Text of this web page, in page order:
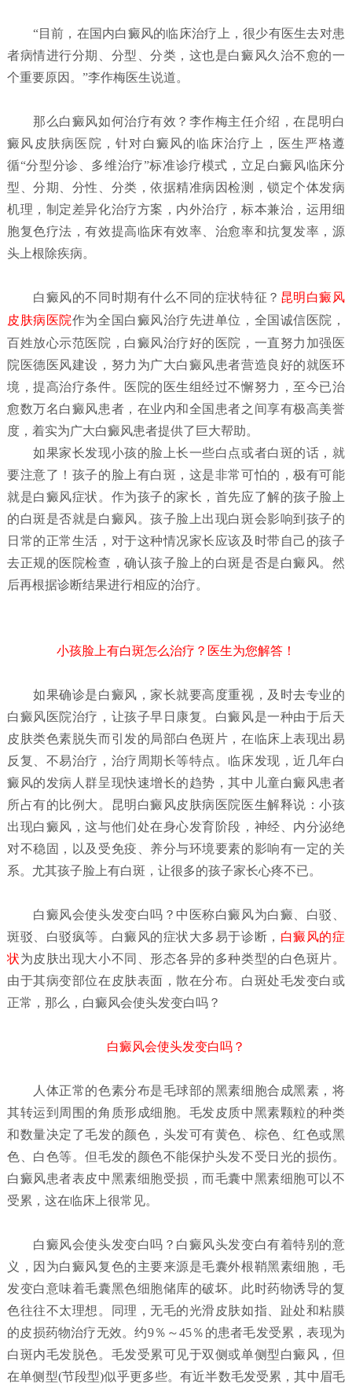
“目前，在国内白癜风的临床治疗上，很少有医生去对患
者病情进行分期、分型、分类，这也是白癜风久治不愈的一
个重要原因。”李作梅医生说道。
那么白癜风如何治疗有效？李作梅主任介绍，在昆明白
癜风皮肤病医院，针对白癜风的临床治疗上，医生严格遵
循“分型分诊、多维治疗”标准诊疗模式，立足白癜风临床分
型、分期、分性、分类，依据精准病因检测，锁定个体发病
机理，制定差异化治疗方案，内外治疗，标本兼治，运用细
胞复色疗法，有效提高临床有效率、治愈率和抗复发率，源
头上根除疾病。
白癜风的不同时期有什么不同的症状特征？ 昆明白癜风
皮肤病医院作为全国白癜风治疗先进单位，全国诚信医院，
百姓放心示范医院，白癜风治疗好的医院，一直努力加强医
院医德医风建设，努力为广大白癜风患者营造良好的就医环
境，提高治疗条件。医院的医生组经过不懈努力，至今已治
愈数万名白癜风患者，在业内和全国患者之间享有极高美誉
度，着实为广大白癜风患者提供了巨大帮助。
如果家长发现小孩的脸上长一些白点或者白斑的话，就
要注意了！孩子的脸上有白斑，这是非常可怕的，极有可能
就是白癜风症状。作为孩子的家长，首先应了解的孩子脸上
的白斑是否就是白癜风。孩子脸上出现白斑会影响到孩子的
日常的正常生活，对于这种情况家长应该及时带自己的孩子
去正规的医院检查，确认孩子脸上的白斑是否是白癜风。然
后再根据诊断结果进行相应的治疗。
小孩脸上有白斑怎么治疗？医生为您解答！
如果确诊是白癜风，家长就要高度重视，及时去专业的
白癜风医院治疗，让孩子早日康复。白癜风是一种由于后天
皮肤类色素脱失而引发的局部白色斑片，在临床上表现出易
反复、不易治疗，治疗周期长等特点。临床发现，近几年白
癜风的发病人群呈现快速增长的趋势，其中儿童白癜风患者
所占有的比例大。昆明白癜风皮肤病医院医生解释说：小孩
出现白癜风，这与他们处在身心发育阶段，神经、内分泌绝
对不稳固，以及受免疫、养分与环境要素的影响有一定的关
系。尤其孩子脸上有白斑，让很多的孩子家长心疼不已。
白癜风会使头发变白吗？ 中医称白癜风为白癜、白驳、
斑驳、白驳疯等。白癜风的症状大多易于诊断， 白癜风的症
状为皮肤出现大小不同、形态各异的多种类型的白色斑片。
由于其病变部位在皮肤表面，散在分布。白斑处毛发变白或
正常，那么，白癜风会使头发变白吗？
白癜风会使头发变白吗？
人体正常的色素分布是毛球部的黑素细胞合成黑素，将
其转运到周围的角质形成细胞。毛发皮质中黑素颗粒的种类
和数量决定了毛发的颜色，头发可有黄色、棕色、红色或黑
色、白色等。但毛发的颜色不能保护头发不受日光的损伤。
白癜风患者表皮中黑素细胞受损，而毛囊中黑素细胞可以不
受累，这在临床上很常见。
白癜风会使头发变白吗？ 白癜风头发变白有着特别的意
义，因为白癜风复色的主要来源是毛囊外根鞘黑素细胞，毛
发变白意味着毛囊黑色细胞储库的破坏。此时药物诱导的复
色往往不太理想。同理，无毛的光滑皮肤如指、趾处和粘膜
的皮损药物治疗无效。约9％～45％的患者毛发受累，表现为
白斑内毛发脱色。毛发受累可见于双侧或单侧型白癜风，但
在单侧型(节段型)似乎更多些。有近半数毛发受累，其中眉毛